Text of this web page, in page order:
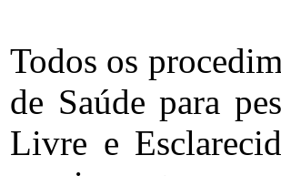
Todos os
de Saúde para
Livre e